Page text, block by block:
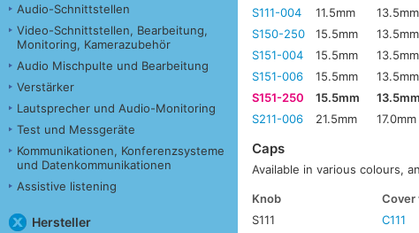
Audio-Schnittstellen
Video-Schnittstellen, Bearbeitung,
Monitoring, Kamerazubehör
Audio Mischpulte und Bearbeitung
Verstärker
Lautsprecher und Audio-Monitoring
Test und Messgeräte
Kommunikationen, Konferenzsysteme
und Datenkommunikationen
Assistive listening
Hersteller
S111-004
11.5mm 13.5mm
S150-250
15.5mm 13.5mm
S151-004
15.5mm 13.5mm
S151-006
15.5mm 13.5mm
S151-250
15.5mm 13.5mm
S211-006
21.5mm 17.0mm
Caps
Available in various colours,
Knob
Cover
S111
C111